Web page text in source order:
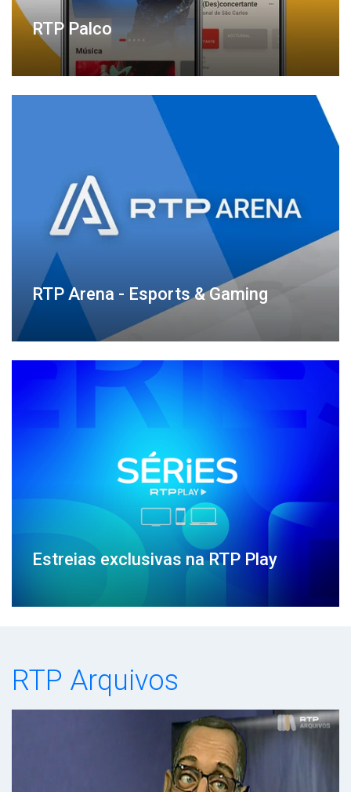
RTP Palco
RTP Arena - Esports & Gaming
Estreias exclusivas na RTP Play
RTP Arquivos